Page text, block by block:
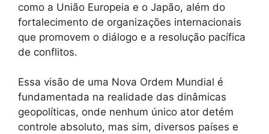
como a União Europeia e o Japão, além do
fortalecimento de organizações internacionais
que promovem o diálogo e a resolução pacífica
de conflitos.
Essa visão de uma Nova Ordem Mundial é
fundamentada na realidade das dinâmicas
geopolíticas, onde nenhum único ator detém
controle absoluto, mas sim, diversos países e